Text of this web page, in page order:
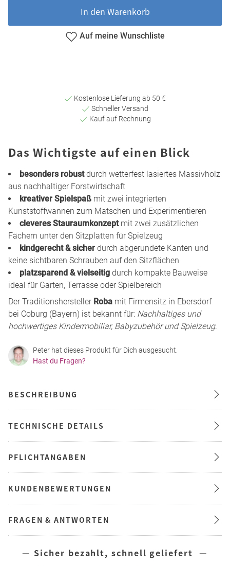
In den Warenkorb
Auf meine Wunschliste
Kostenlose Lieferung ab 50 €
Schneller Versand
Kauf auf Rechnung
Das Wichtigste auf einen Blick
besonders robustdurch wetterfest lasiertes Massivholz
aus nachhaltiger Forstwirtschaft
kreativer Spielspaß mit zwei integrierten
Kunststoffwannen zum Matschen und Experimentieren
cleveres Stauraumkonzeptmit zwei zusätzlichen
Fächern unter den Sitzplatten für Spielzeug
kindgerecht & sicher durch abgerundete Kanten und
keine sichtbaren Schrauben auf den Sitzflächen
platzsparend & vielseitig durch kompakte Bauweise
ideal für Garten, Terrasse oder Spielbereich
Der Traditionshersteller Roba mit Firmensitz in Ebersdorf
bei Coburg (Bayern) ist bekannt für: Nachhaltiges und
hochwertiges Kindermobiliar, Babyzubehör und Spielzeug.
Peter hat dieses Produkt für Dich ausgesucht.
Hast du Fragen?
BESCHREIBUNG
TECHNISCHE DETAILS
PFLICHTANGABEN
KUNDENBEWERTUNGEN
FRAGEN & ANTWORTEN
— Sicher bezahlt, schnell geliefert —